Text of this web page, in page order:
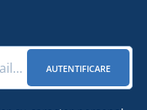
AUTENTIFICARE